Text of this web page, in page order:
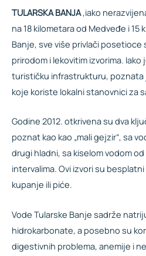
TULARSKA BANJA,iako
na 18 kilometara od Medveđe i 15
Banje, sve više privlači
prirodom i lekovitim izvorima.
turističku infrastrukturu, poznata
koje koriste lokalni stanovnici za
Godine 2012. otkrivena su dva
poznat kao kao „mali gejzir“, sa
drugi hladni, sa kiselom vodom od
intervalima. Ovi izvori su
kupanje ili piće.
Vode Tularske Banje sadrže
hidrokarbonate, a posebno su
digestivnih problema, anemije i